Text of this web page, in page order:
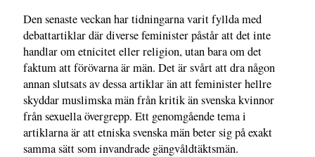
Den senaste veckan har tidningarna varit fyllda med
debattartiklar där diverse feminister påstår att det inte
handlar om etnicitet eller religion, utan bara om det
faktum att förövarna är män. Det är svårt att dra någon
annan slutsats av dessa artiklar än att feminister hellre
skyddar muslimska män från kritik än svenska kvinnor
från sexuella övergrepp. Ett genomgående tema i
artiklarna är att etniska svenska män beter sig på exakt
samma sätt som invandrade gängvåldtäktsmän.